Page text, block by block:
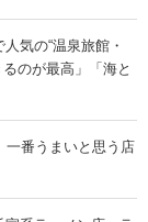
気の“温泉旅館・
のが最高」「海と
番うまいと思う店